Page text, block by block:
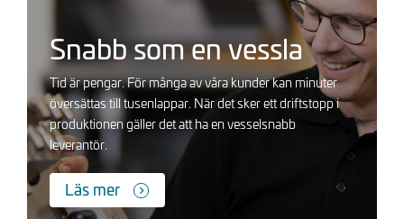
Snabb som en vessla
Tid är pengar. För många av våra kunder kan minuter
översättas till tusenlappar. När det sker ett driftstopp i
produktionen gäller det att ha en vesselsnabb
leverantör.
Läs mer